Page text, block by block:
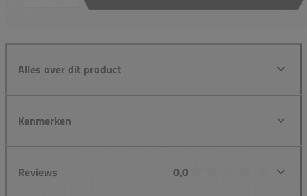
Alles over dit product
Kenmerken
Reviews 0,0